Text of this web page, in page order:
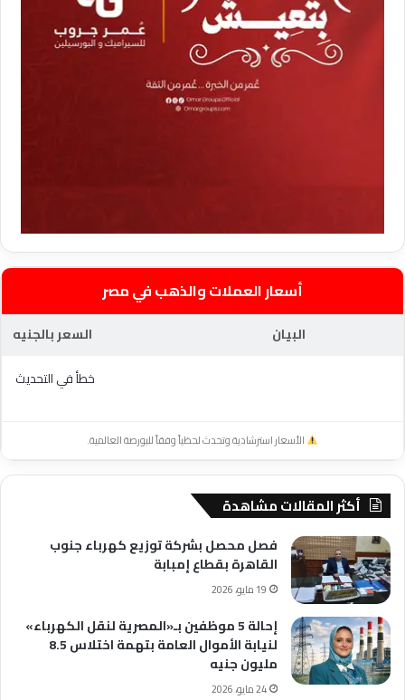
أسعار العملات والذهب في مصر
البيان
السعر بالجنيه
خطأ في التحديث
الأسعار استرشادية وتحدث لحظياً وفقاً للبورصة العالمية.
أكثر المقالات مشاهدة
فصل محصل بشركة توزيع كهرباء جنوب
القاهرة بقطاع إمبابة
19 مايو، 2026
إحالة 5 موظفين بـ«المصرية لنقل الكهرباء»
لنيابة الأموال العامة بتهمة اختلاس 8.5
مليون جنيه
24 مايو، 2026